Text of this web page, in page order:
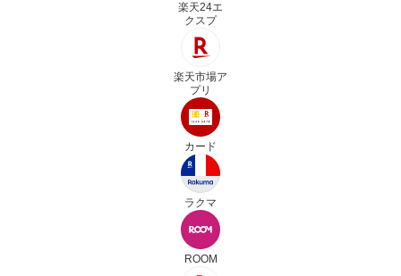
楽天24エ
クスプ
楽天市場ア
プリ
カード
ラクマ
ROOM